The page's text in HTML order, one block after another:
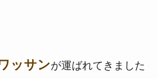
ッサンが運ばれてきました